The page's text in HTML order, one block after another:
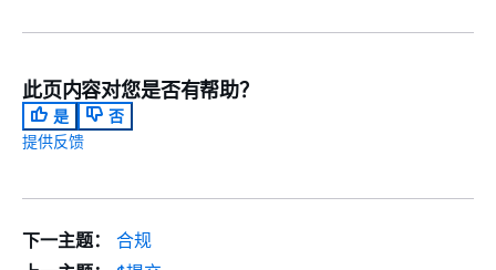
此页内容对您是否有帮助？
是
否
提供反馈
下一主题：
合规